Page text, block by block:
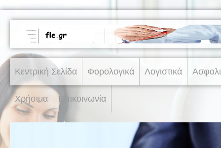
Κεντρική Σελίδα Φορολογικά Λογιστικά
Χρήσιμα Επικοινωνία